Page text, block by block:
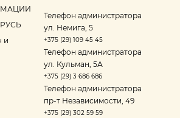
и
Телефон администратора
ул. Немига, 5
+375 (29) 109 45 45
Телефон администратора
ул. Кульман, 5А
+375 (29) 3 686 686
Телефон администратора
пр‑т Независимости, 49
+375 (29) 302 59 59